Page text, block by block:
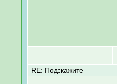
RE: Подскажите